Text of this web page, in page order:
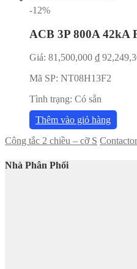
-12%
ACB 3P 800A 42kA
Giá: 81,500,000 ₫
Mã SP: NT08H13F2
Tình trạng: Có sẵn
Thêm vào giỏ hàng
Công tắc 2 chiều – cỡ S
Nhà Phân Phối